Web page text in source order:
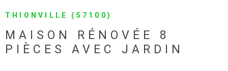
THIONVILLE (57100)
MAISON RÉNOVÉE 8
PIÈCES AVEC JARDIN